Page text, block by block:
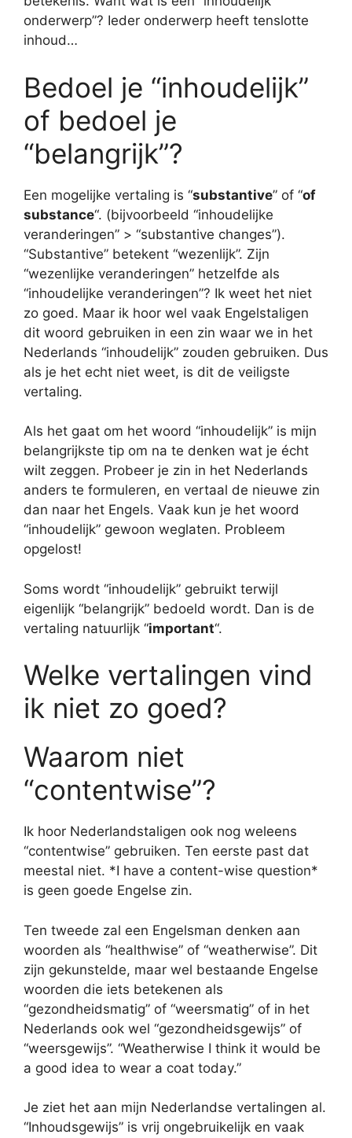
onderwerp”? Ieder onderwerp heeft tenslotte
inhoud…
Bedoel je “inhoudelijk”
of bedoel je
“belangrijk”?
Een mogelijke vertaling is “substantive” of “of
substance“. (bijvoorbeeld “inhoudelijke
veranderingen” > “substantive changes”).
“Substantive” betekent “wezenlijk”. Zijn
“wezenlijke veranderingen” hetzelfde als
“inhoudelijke veranderingen”? Ik weet het niet
zo goed. Maar ik hoor wel vaak Engelstaligen
dit woord gebruiken in een zin waar we in het
Nederlands “inhoudelijk” zouden gebruiken. Dus
als je het echt niet weet, is dit de veiligste
vertaling.
Als het gaat om het woord “inhoudelijk” is mijn
belangrijkste tip om na te denken wat je écht
wilt zeggen. Probeer je zin in het Nederlands
anders te formuleren, en vertaal de nieuwe zin
dan naar het Engels. Vaak kun je het woord
“inhoudelijk” gewoon weglaten. Probleem
opgelost!
Soms wordt “inhoudelijk” gebruikt terwijl
eigenlijk “belangrijk” bedoeld wordt. Dan is de
vertaling natuurlijk “important“.
Welke vertalingen vind
ik niet zo goed?
Waarom niet
“contentwise”?
Ik hoor Nederlandstaligen ook nog weleens
“contentwise” gebruiken. Ten eerste past dat
meestal niet. *I have a content-wise question*
is geen goede Engelse zin.
Ten tweede zal een Engelsman denken aan
woorden als “healthwise” of “weatherwise”. Dit
zijn gekunstelde, maar wel bestaande Engelse
woorden die iets betekenen als
“gezondheidsmatig” of “weersmatig” of in het
Nederlands ook wel “gezondheidsgewijs” of
“weersgewijs”. “Weatherwise I think it would be
a good idea to wear a coat today.”
Je ziet het aan mijn Nederlandse vertalingen al.
“Inhoudsgewijs” is vrij ongebruikelijk en vaak